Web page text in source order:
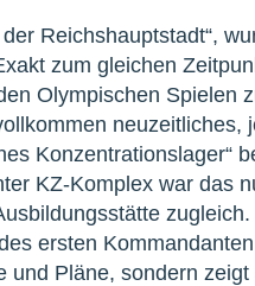
Reichshauptstadt“,
zum gleichen
Olympischen Spielen
neuzeitliches,
Konzentrationslager“
KZ-Komplex war das
ersten
Pläne, sondern